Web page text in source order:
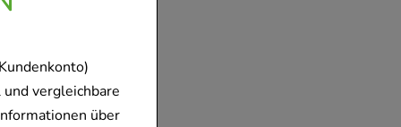
vergleichbare
über